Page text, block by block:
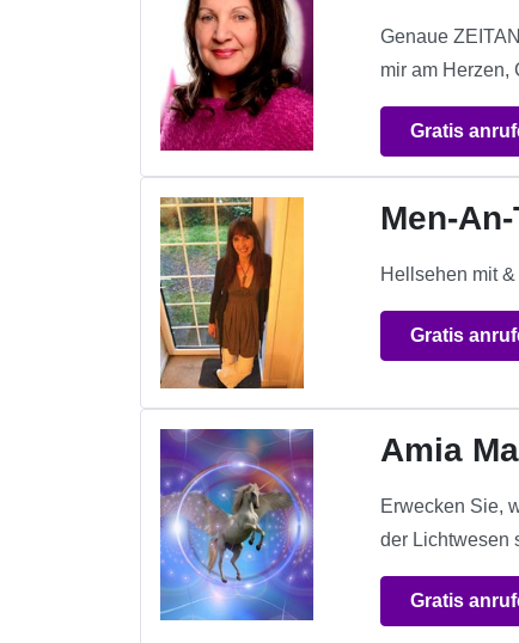
Genaue
mir am
Gratis
Men-An-
Hellsehen mit
Gratis
Amia
Erwecken Sie,
der Lichtwesen
Gratis